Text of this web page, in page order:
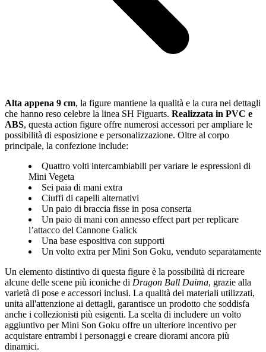
Alta appena 9 cm, la figure mantiene la qualità e la cura nei dettagli
che hanno reso celebre la linea SH Figuarts. Realizzata in PVC e
ABS, questa action figure offre numerosi accessori per ampliare le
possibilità di esposizione e personalizzazione. Oltre al corpo
principale, la confezione include:
Quattro volti intercambiabili per variare le espressioni di
Mini Vegeta
Sei paia di mani extra
Ciuffi di capelli alternativi
Un paio di braccia fisse in posa conserta
Un paio di mani con annesso effect part per replicare
l’attacco del Cannone Galick
Una base espositiva con supporti
Un volto extra per Mini Son Goku, venduto separatamente
Un elemento distintivo di questa figure è la possibilità di ricreare
alcune delle scene più iconiche di Dragon Ball Daima, grazie alla
varietà di pose e accessori inclusi. La qualità dei materiali utilizzati,
unita all'attenzione ai dettagli, garantisce un prodotto che soddisfa
anche i collezionisti più esigenti. La scelta di includere un volto
aggiuntivo per Mini Son Goku offre un ulteriore incentivo per
acquistare entrambi i personaggi e creare diorami ancora più
dinamici.